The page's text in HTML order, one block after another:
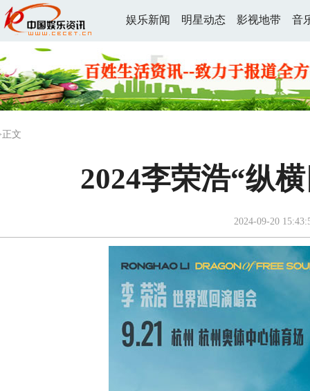
娱乐新闻 明星动态 影视地带 音
文
2024李荣浩“纵
2024-09-20